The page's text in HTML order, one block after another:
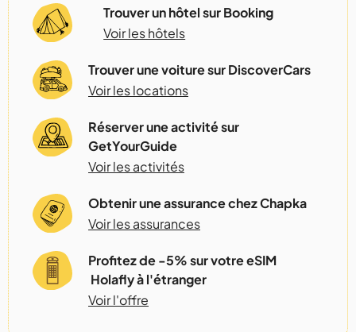
Trouver un hôtel sur Booking
Voir les hôtels
Trouver une voiture sur DiscoverCars
Voir les locations
Réserver une activité sur
GetYourGuide
Voir les activités
Obtenir une assurance chez Chapka
Voir les assurances
Profitez de -5% sur votre eSIM
Holafly à l'étranger
Voir l'offre